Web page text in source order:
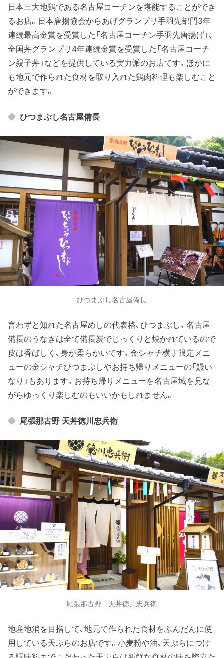
日本三大地鶏である名古屋コーチンを堪能することができ
るお店。日本唐揚協会からあげグランプリ手羽先部門3年
連続最高金賞を受賞した「名古屋コーチン手羽先唐揚げ」、
全国丼グランプリ4年連続金賞を受賞した「名古屋コーチ
ン親子丼」などを提供している実力派のお店です。ほかに
も地元で作られた食材を取り入れた鶏肉料理も楽しむこと
ができます。
ひつまぶし名古屋備長
ひつまぶし名古屋備長
言わずと知れた名古屋めしの代表格、ひつまぶし。名古屋
備長のうなぎは全て備長炭でじっくりと焼かれているので
皮は香ばしく、身が柔らかいです。金シャチ横丁限定メニ
ューの金シャチひつまぶしやお持ち帰りメニューの「鰻い
なり」もあります。お持ち帰りメニューを名古屋城を見な
がらゆっくり楽しむのもいいかもしれません。
尾張那古野 天丼徳川忠兵衛
尾張那古野 天丼徳川忠兵衛
地産地消を目指して、地元で作られた食材をふんだんに使
用している天ぷらのお店です。小麦粉や油、天ぷらにつけ